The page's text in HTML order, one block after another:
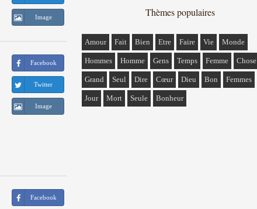
Image
Facebook
Twitter
Image
Facebook
Thèmes populaires
Amour Fait Bien Etre Faire Vie Monde
Hommes Homme Gens Temps Femme Chose
Grand Seul Dire Cœur Dieu Bon Femmes
Jour Mort Seule Bonheur